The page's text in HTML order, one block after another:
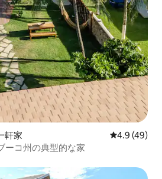
軒家 レビュー49
4.9 (49)
ーコ州の典型的な家